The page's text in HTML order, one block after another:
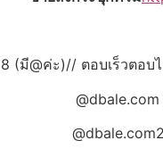
(มี@ค่ะ)// ตอบเร็วตอ